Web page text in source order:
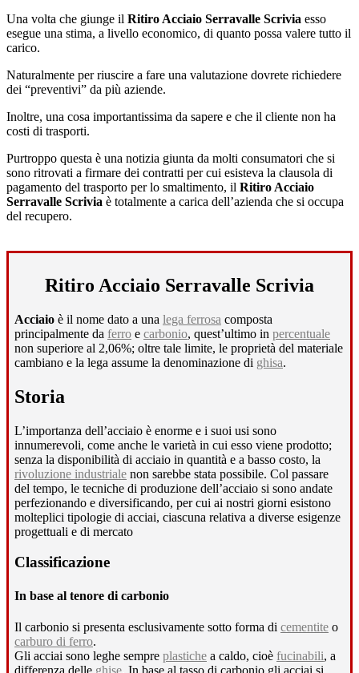
Una volta che giunge il Ritiro Acciaio Serravalle Scrivia esso
esegue una stima, a livello economico, di quanto possa valere tutto il
carico.
Naturalmente per riuscire a fare una valutazione dovrete richiedere
dei “preventivi” da più aziende.
Inoltre, una cosa importantissima da sapere e che il cliente non ha
costi di trasporti.
Purtroppo questa è una notizia giunta da molti consumatori che si
sono ritrovati a firmare dei contratti per cui esisteva la clausola di
pagamento del trasporto per lo smaltimento, il Ritiro Acciaio
Serravalle Scrivia è totalmente a carica dell’azienda che si occupa
del recupero.
Ritiro Acciaio Serravalle Scrivia
Acciaio è il nome dato a una lega ferrosa composta
principalmente da ferro e carbonio, quest’ultimo in percentuale
non superiore al 2,06%; oltre tale limite, le proprietà del materiale
cambiano e la lega assume la denominazione di ghisa.
Storia
L’importanza dell’acciaio è enorme e i suoi usi sono
innumerevoli, come anche le varietà in cui esso viene prodotto;
senza la disponibilità di acciaio in quantità e a basso costo, la
rivoluzione industriale non sarebbe stata possibile. Col passare
del tempo, le tecniche di produzione dell’acciaio si sono andate
perfezionando e diversificando, per cui ai nostri giorni esistono
molteplici tipologie di acciai, ciascuna relativa a diverse esigenze
progettuali e di mercato
Classificazione
In base al tenore di carbonio
Il carbonio si presenta esclusivamente sotto forma di cementite o
carburo di ferro.
Gli acciai sono leghe sempre plastiche a caldo, cioè fucinabili, a
differenza delle ghise. In base al tasso di carbonio gli acciai si